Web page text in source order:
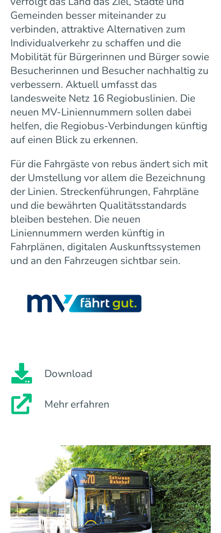
Gemeinden besser miteinander zu
verbinden, attraktive Alternativen zum
Individualverkehr zu schaffen und die
Mobilität für Bürgerinnen und Bürger sowie
Besucherinnen und Besucher nachhaltig zu
verbessern. Aktuell umfasst das
landesweite Netz 16 Regiobuslinien. Die
neuen MV-Liniennummern sollen dabei
helfen, die Regiobus-Verbindungen künftig
auf einen Blick zu erkennen.
Für die Fahrgäste von rebus ändert sich mit
der Umstellung vor allem die Bezeichnung
der Linien. Streckenführungen, Fahrpläne
und die bewährten Qualitätsstandards
bleiben bestehen. Die neuen
Liniennummern werden künftig in
Fahrplänen, digitalen Auskunftssystemen
und an den Fahrzeugen sichtbar sein.
Download
Mehr erfahren